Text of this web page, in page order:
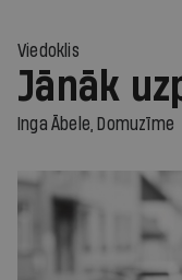
Viedoklis
Jānāk
Inga Ābele, Domuzīme